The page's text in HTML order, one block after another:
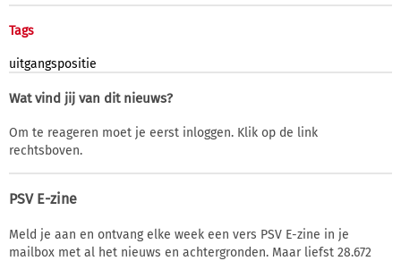
Tags
uitgangspositie
Wat vind jij van dit nieuws?
Om te reageren moet je eerst inloggen. Klik op de link
rechtsboven.
PSV E-zine
Meld je aan en ontvang elke week een vers PSV E-zine in je
mailbox met al het nieuws en achtergronden. Maar liefst 28.672